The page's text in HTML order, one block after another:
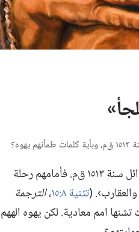
الاسرائيليون في خطر عند دخولهم منطقة سيناء في اوائل سنة ١٥١٣ ق‌م.‏ فأمامهم رحلة
(‏تثنية ٨:‏١٥ ‏،‏الترجمة
امم معادية.‏ لكن يهوه